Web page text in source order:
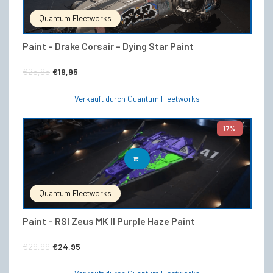
Quantum Fleetworks
Paint – Drake Corsair – Dying Star Paint
€25,95 Ursprünglicher
€25,95
€19,95
€19,95.
Verkauft durch Quantum Fleetworks
17%
Quantum Fleetworks
Paint – RSI Zeus MK II Purple Haze Paint
€29,99 Ursprünglicher
€24,95
IN DEN WARENKORB